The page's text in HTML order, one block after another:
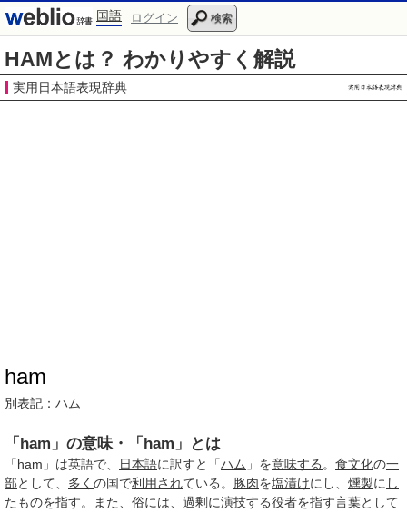
国語 ログイン 検索
HAMとは？ わかりやすく解説
実用日本語表現辞典
ham
別表記： ハム
「ham」の意味・「ham」とは
「ham」は英語で、 日本語に訳すと「ハム 」を意味する 。 食文化の一
部として、 多く の国で利用されている。 豚肉を塩漬けにし、 燻製に し
たものを指す。 また、 俗には、 過剰に演技する役者を指す言葉として